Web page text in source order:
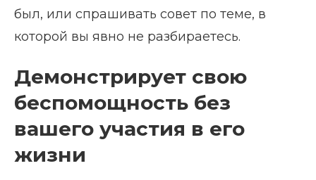
был, или спрашивать совет по теме, в
которой вы явно не разбираетесь.
Демонстрирует свою
беспомощность без
вашего участия в его
жизни